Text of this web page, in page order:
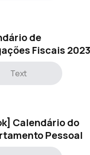
de
Fiscais 2023
Text
Calendário do
Pessoal